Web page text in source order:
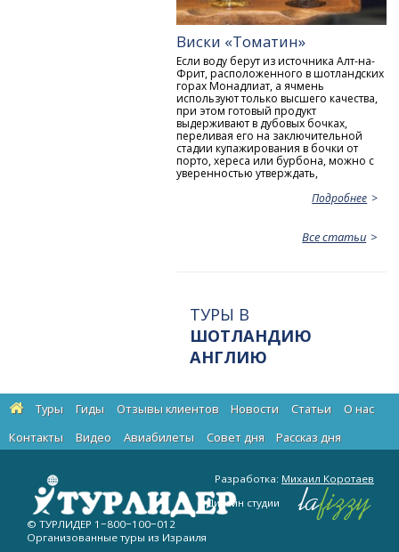
Виски «Томатин»
Если воду берут из источника Алт-на-
Фрит, расположенного в шотландских
горах Монадлиат, а ячмень
используют только высшего качества,
при этом готовый продукт
выдерживают в дубовых бочках,
переливая его на заключительной
стадии купажирования в бочки от
порто, хереса или бурбона, можно с
уверенностью утверждать,
Подробнее
Все статьи
ТУРЫ В
ШОТЛАНДИЮ
АНГЛИЮ
Туры Гиды Отзывы клиентов Новости Статьи
О нас
Контакты
Видео Авиабилеты Cовет дня Рассказ дня
© ТУРЛИДЕР 1−800−100−012
Организованные туры из Израиля
Разработка: Михаил Коротаев
Дизайн студии